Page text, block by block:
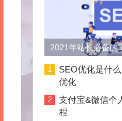
2021年站长必备的
大合集
1
SEO优化是什
优化
2
支付宝&微信个
程